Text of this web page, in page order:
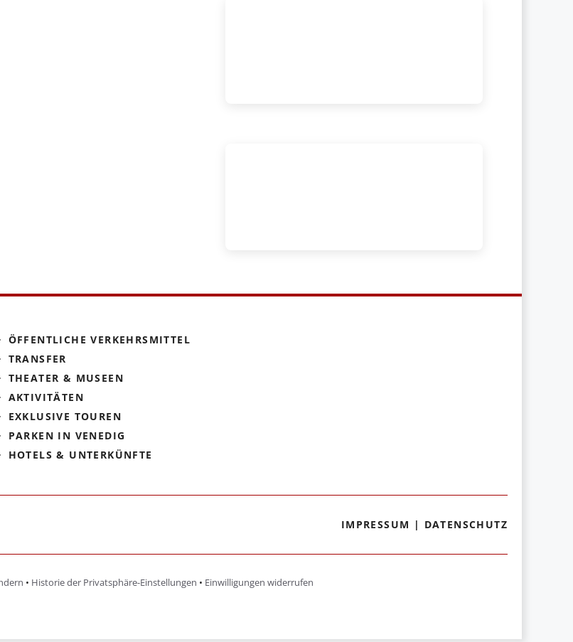
ÖFFENTLICHE VERKEHRSMITTEL
TRANSFER
THEATER & MUSEEN
AKTIVITÄTEN
EXKLUSIVE TOUREN
PARKEN IN VENEDIG
HOTELS & UNTERKÜNFTE
IMPRESSUM | DATENSCHUTZ
• Historie der Privatsphäre-Einstellungen • Einwilligungen widerrufen